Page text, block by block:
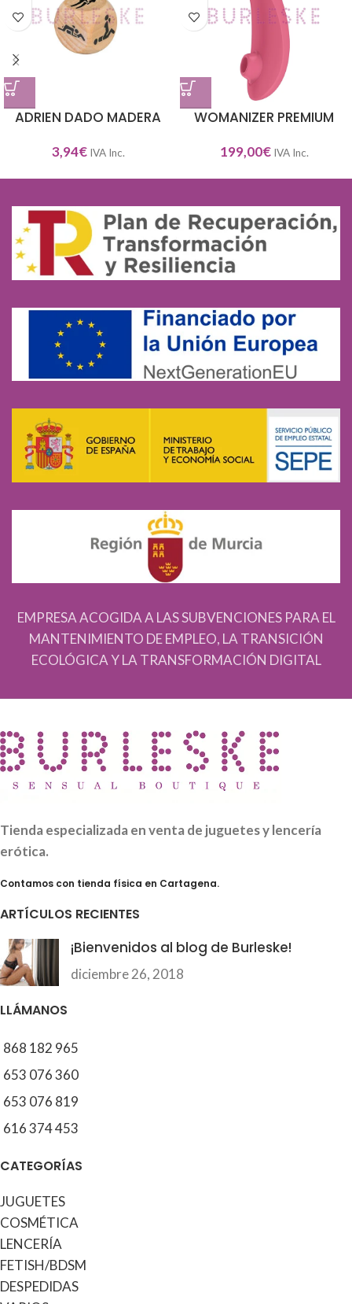
ADRIEN DADO MADERA
3,94€ IVA Inc.
WOMANIZER PREMIUM
199,00€ IVA Inc.
EMPRESA ACOGIDA A LAS SUBVENCIONES PARA EL
MANTENIMIENTO DE EMPLEO, LA TRANSICIÓN
ECOLÓGICA Y LA TRANSFORMACIÓN DIGITAL
Tienda especializada en venta de juguetes y lencería
erótica.
Contamos con tienda física en Cartagena.
ARTÍCULOS RECIENTES
¡Bienvenidos al blog de Burleske!
diciembre 26, 2018
LLÁMANOS
868 182 965
653 076 360
653 076 819
616 374 453
CATEGORÍAS
JUGUETES
COSMÉTICA
LENCERÍA
FETISH/BDSM
DESPEDIDAS